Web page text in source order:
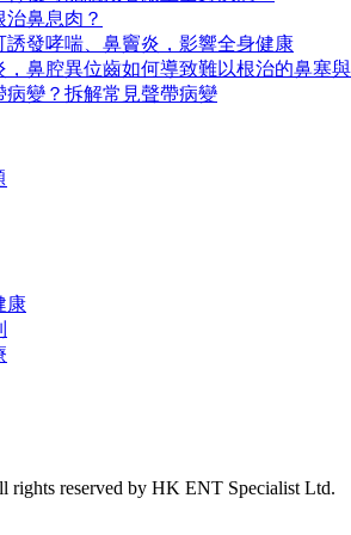
鼻息肉？
誘發哮喘、鼻竇炎，影響全身健康
，鼻腔異位齒如何導致難以根治的鼻塞
病變？拆解常見聲帶病變
康
rights reserved by HK ENT Specialist Ltd.